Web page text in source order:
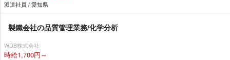
派遣社員 / 愛知県
製鐵会社の品質管理業務/化学分析
WDB株式会社
時給1,700円～